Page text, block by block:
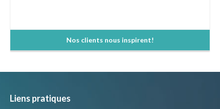
Nos clients nous inspirent!
Liens pratiques